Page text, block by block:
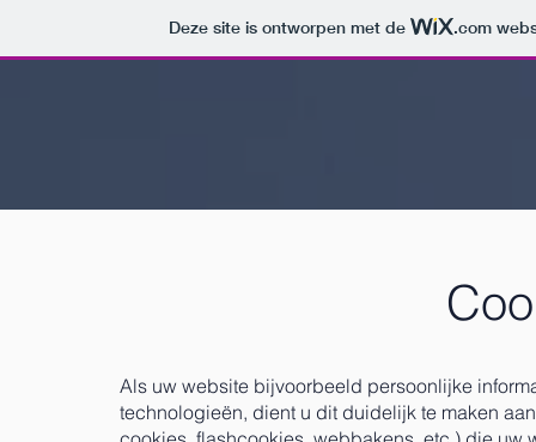
Deze site is ontworpen met de .com
Als uw website bijvoorbeeld persoonlijke
technologieën, dient u dit duidelijk te maken